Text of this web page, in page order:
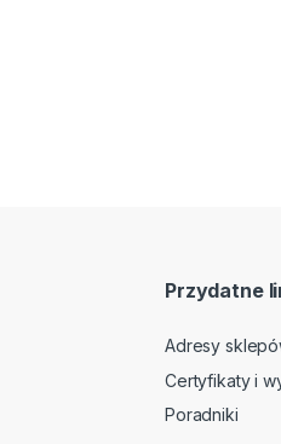
Przydatne
Adresy
Certyfikaty i
Poradniki